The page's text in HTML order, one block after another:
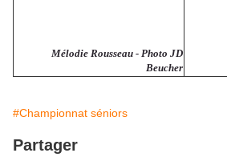
Mélodie Rousseau - Photo JD
Beucher
#Championnat séniors
Partager